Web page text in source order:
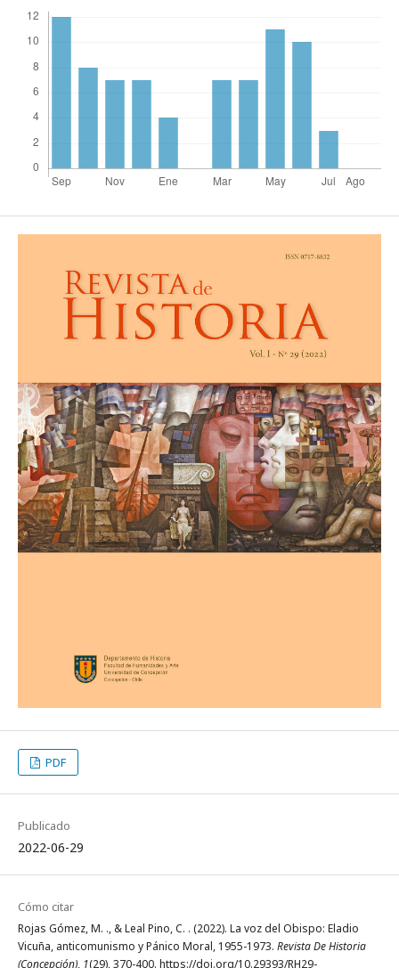
PDF
Publicado
2022-06-29
Cómo citar
Rojas Gómez, M. ., & Leal Pino, C. . (2022). La voz del Obispo: Eladio
Vicuña, anticomunismo y Pánico Moral, 1955-1973. Revista De Historia
(Concepción), 1(29), 370-400. https://doi.org/10.29393/RH29-